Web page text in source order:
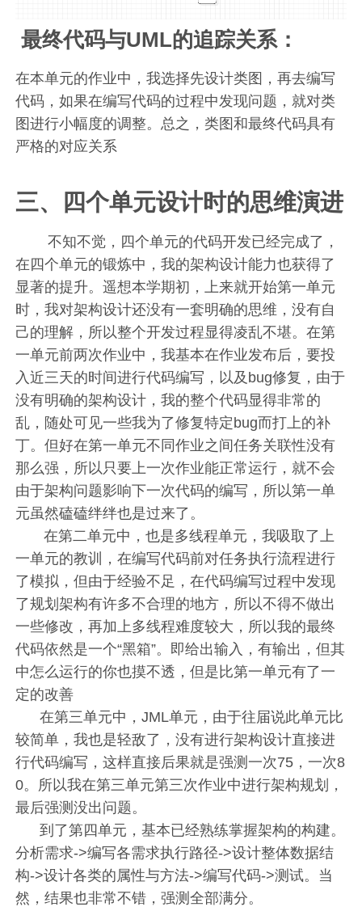
最终代码与UML的追踪关系：
在本单元的作业中，我选择先设计类图，再去编写
代码，如果在编写代码的过程中发现问题，就对类
图进行小幅度的调整。总之，类图和最终代码具有
严格的对应关系
三、四个单元设计时的思维演进
不知不觉，四个单元的代码开发已经完成了，
在四个单元的锻炼中，我的架构设计能力也获得了
显著的提升。遥想本学期初，上来就开始第一单元
时，我对架构设计还没有一套明确的思维，没有自
己的理解，所以整个开发过程显得凌乱不堪。在第
一单元前两次作业中，我基本在作业发布后，要投
入近三天的时间进行代码编写，以及bug修复，由于
没有明确的架构设计，我的整个代码显得非常的
乱，随处可见一些我为了修复特定bug而打上的补
丁。但好在第一单元不同作业之间任务关联性没有
那么强，所以只要上一次作业能正常运行，就不会
由于架构问题影响下一次代码的编写，所以第一单
元虽然磕磕绊绊也是过来了。
在第二单元中，也是多线程单元，我吸取了上
一单元的教训，在编写代码前对任务执行流程进行
了模拟，但由于经验不足，在代码编写过程中发现
了规划架构有许多不合理的地方，所以不得不做出
一些修改，再加上多线程难度较大，所以我的最终
代码依然是一个“黑箱”。即给出输入，有输出，但其
中怎么运行的你也摸不透，但是比第一单元有了一
定的改善
在第三单元中，JML单元，由于往届说此单元比
较简单，我也是轻敌了，没有进行架构设计直接进
行代码编写，这样直接后果就是强测一次75，一次8
0。所以我在第三单元第三次作业中进行架构规划，
最后强测没出问题。
到了第四单元，基本已经熟练掌握架构的构建。
分析需求->编写各需求执行路径->设计整体数据结
构->设计各类的属性与方法->编写代码->测试。当
然，结果也非常不错，强测全部满分。